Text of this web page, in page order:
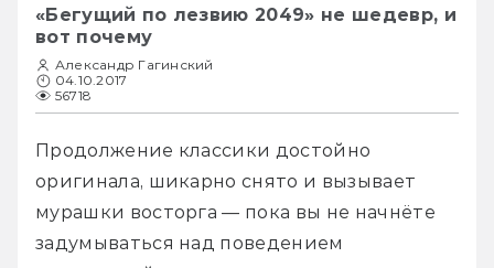
«Бегущий по лезвию 2049» не шедевр, и
вот почему
Александр Гагинский
04.10.2017
56718
Продолжение классики достойно
оригинала, шикарно снято и вызывает
мурашки восторга — пока вы не начнёте
задумываться над поведением